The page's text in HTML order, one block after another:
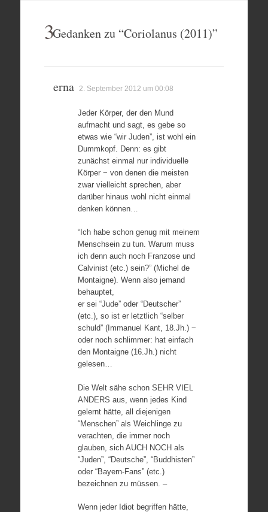
3Gedanken zu “Coriolanus (2011)”
erna 2. September 2012 um 00:08
Jeder Körper, der den Mund
aufmacht und sagt, es gebe so
etwas wie “wir Juden”, ist wohl ein
Dummkopf. Denn: es gibt
zunächst einmal nur individuelle
Körper − von denen die meisten
zwar vielleicht sprechen, aber
darüber hinaus wohl nicht einmal
denken können…
“Ich habe schon genug mit meinem
Menschsein zu tun. Warum muss
ich denn auch noch Franzose und
Calvinist (etc.) sein?” (Michel de
Montaigne). Wenn also jemand
behauptet,
er sei “Jude” oder “Deutscher”
(etc.), so ist er letztlich “selber
schuld” (Immanuel Kant, 18.Jh.) −
oder noch schlimmer: hat einfach
den Montaigne (16.Jh.) nicht
gelesen…
Die Welt sähe schon SEHR VIEL
ANDERS aus, wenn jedes Kind
gelernt hätte, all diejenigen
“Menschen” als Weichlinge zu
verachten, die immer noch
glauben, sich AUCH NOCH als
“Juden”, “Deutsche”, “Buddhisten”
oder “Bayern-Fans” (etc.)
bezeichnen zu müssen. –
Wenn jeder Idiot begriffen hätte,